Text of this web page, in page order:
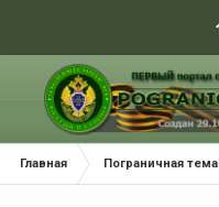
Главная Пограничная тема